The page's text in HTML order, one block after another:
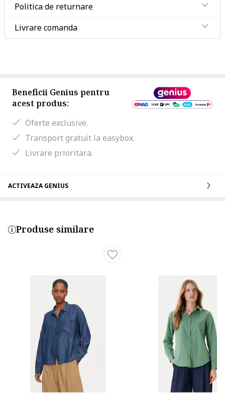
Politica de returnare
Livrare comanda
Beneficii Genius pentru
acest produs:
Oferte exclusive.
Transport gratuit la easybox.
Livrare prioritara.
ACTIVEAZA GENIUS
Produse similare